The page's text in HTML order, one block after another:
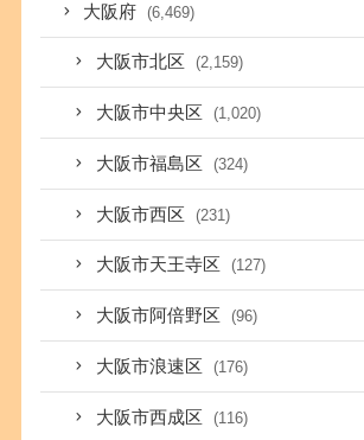
大阪府 (6,469)
大阪市北区 (2,159)
大阪市中央区 (1,020)
大阪市福島区 (324)
大阪市西区 (231)
大阪市天王寺区 (127)
大阪市阿倍野区 (96)
大阪市浪速区 (176)
大阪市西成区 (116)